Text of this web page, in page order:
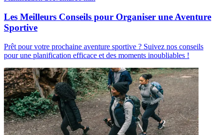
Les Meilleurs Conseils pour Organiser une Aventure
Sportive
Prêt pour votre prochaine aventure sportive ? Suivez nos conseils
pour une planification efficace et des moments inoubliables !